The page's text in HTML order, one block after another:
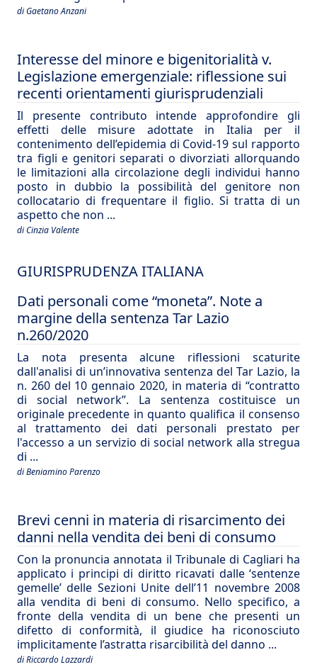
di Gaetano Anzani
Interesse del minore e bigenitorialità v.
Legislazione emergenziale: riflessione sui
recenti orientamenti giurisprudenziali
Il presente contributo intende approfondire gli
effetti delle misure adottate in Italia per il
contenimento dell’epidemia di Covid-19 sul rapporto
tra figli e genitori separati o divorziati allorquando
le limitazioni alla circolazione degli individui hanno
posto in dubbio la possibilità del genitore non
collocatario di frequentare il figlio. Si tratta di un
aspetto che non ...
di Cinzia Valente
GIURISPRUDENZA ITALIANA
Dati personali come “moneta”. Note a
margine della sentenza Tar Lazio
n.260/2020
La nota presenta alcune riflessioni scaturite
dall'analisi di un’innovativa sentenza del Tar Lazio, la
n. 260 del 10 gennaio 2020, in materia di “contratto
di social network”. La sentenza costituisce un
originale precedente in quanto qualifica il consenso
al trattamento dei dati personali prestato per
l'accesso a un servizio di social network alla stregua
di ...
di Beniamino Parenzo
Brevi cenni in materia di risarcimento dei
danni nella vendita dei beni di consumo
Con la pronuncia annotata il Tribunale di Cagliari ha
applicato i principi di diritto ricavati dalle ‘sentenze
gemelle’ delle Sezioni Unite dell’11 novembre 2008
alla vendita di beni di consumo. Nello specifico, a
fronte della vendita di un bene che presenti un
difetto di conformità, il giudice ha riconosciuto
implicitamente l’astratta risarcibilità del danno ...
di Riccardo Lazzardi